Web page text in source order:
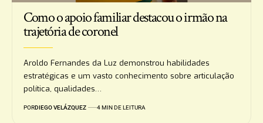
Como o apoio familiar destacou o irmão na
trajetória de coronel
Aroldo Fernandes da Luz demonstrou habilidades
estratégicas e um vasto conhecimento sobre articulação
política, qualidades…
PORDIEGO VELÁZQUEZ 4 MIN DE LEITURA